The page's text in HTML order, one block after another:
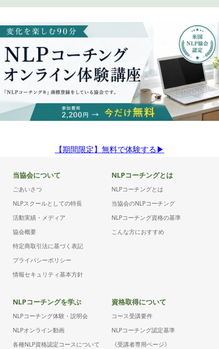
【期間限定】無料で体験する▶︎
当協会について
ごあいさつ
NLPスクールとしての特長
活動実績・メディア
協会概要
特定商取引法に基づく表記
プライバシーポリシー
情報セキュリティ基本方針
NLPコーチングとは
NLPコーチングとは
当協会のNLPコーチング
NLPコーチング資格の基準
こんな方におすすめ
NLPコーチングを学ぶ
NLPコーチング体験・説明会
NLPオンライン動画
各種NLP資格認定コースについて
資格取得について
コース受講要件
NLPコーチング認定基準
《受講者専用ページ》